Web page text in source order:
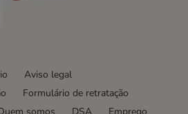
Aviso legal
Formulário de retratação